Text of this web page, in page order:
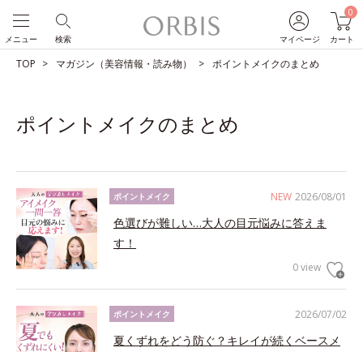
マイページ
0
カート
検索
メニュー
TOP マガジン（美容情報・読み物） ポイントメイクのまとめ
ポイントメイクのまとめ
NEW 2026/08/01
ポイントメイク
色選びが難しい…大人の目元悩みに答えま
す！
0 view
2026/07/02
ポイントメイク
夏くずれをどう防ぐ？キレイが続くベースメ